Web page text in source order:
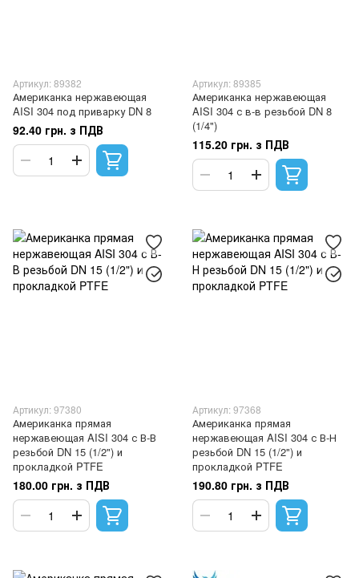
Артикул: 89382
Американка нержавеющая
AISI 304 под приварку DN 8
92.40 грн. з ПДВ
Артикул: 89385
Американка нержавеющая
AISI 304 с в-в резьбой DN 8
(1/4")
115.20 грн. з ПДВ
Артикул: 97380
Американка прямая
нержавеющая AISI 304 с В-В
резьбой DN 15 (1/2") и
прокладкой PTFE
180.00 грн. з ПДВ
Артикул: 97368
Американка прямая
нержавеющая AISI 304 с В-Н
резьбой DN 15 (1/2") и
прокладкой PTFE
190.80 грн. з ПДВ